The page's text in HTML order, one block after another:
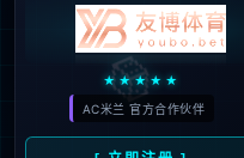
404 页
能你打